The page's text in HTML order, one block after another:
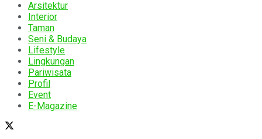
Arsitektur
Interior
Taman
Seni & Budaya
Lifestyle
Lingkungan
Pariwisata
Profil
Event
E-Magazine